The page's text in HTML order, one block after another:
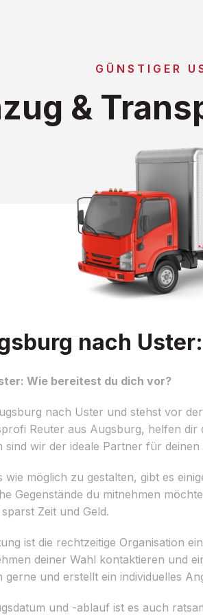
GÜNSTIGER
&
nach
Wie bereitest du dich vor?
nach Uster und stehst vor
Reuter aus Augsburg, helfen
sind wir der ideale Partner für deinen
möglich zu gestalten, gibt es
Gegenstände du mitnehmen
Zeit und Geld.
ist die rechtzeitige Organisation
deiner Wahl kontaktieren und
und erstellt ein individuelles
und -ablauf ist es auch